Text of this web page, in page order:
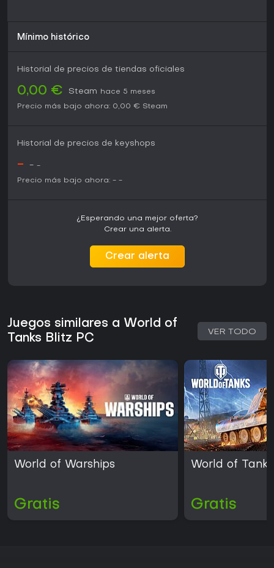
Mínimo histórico
Historial de precios de tiendas oficiales
0,00 € Steam
hace 5 meses
Precio más bajo ahora: 0,00 € Steam
Historial de precios de keyshops
- - -
Precio más bajo ahora: - -
¿Esperando una mejor oferta?
Crear una alerta.
Crear alerta
Juegos similares a World of
Tanks Blitz PC
VER TODO
World of Warships
Gratis
World of Tanks
Gratis